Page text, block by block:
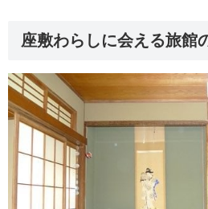
座敷わらしに会える旅館